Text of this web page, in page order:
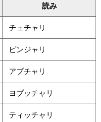
読み
チェチャリ
ピンジャリ
アプチャリ
ヨプッチャリ
ティッチャリ